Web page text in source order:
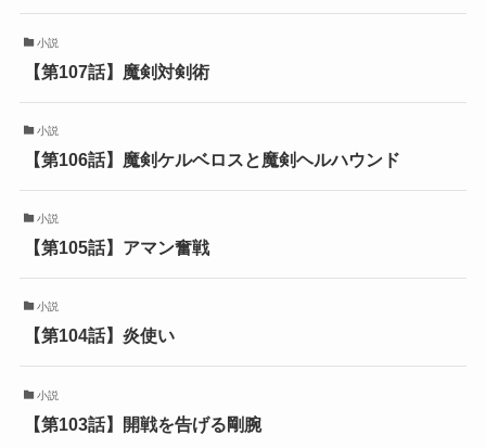
小説
【第107話】魔剣対剣術
小説
【第106話】魔剣ケルベロスと魔剣ヘルハウンド
小説
【第105話】アマン奮戦
小説
【第104話】炎使い
小説
【第103話】開戦を告げる剛腕